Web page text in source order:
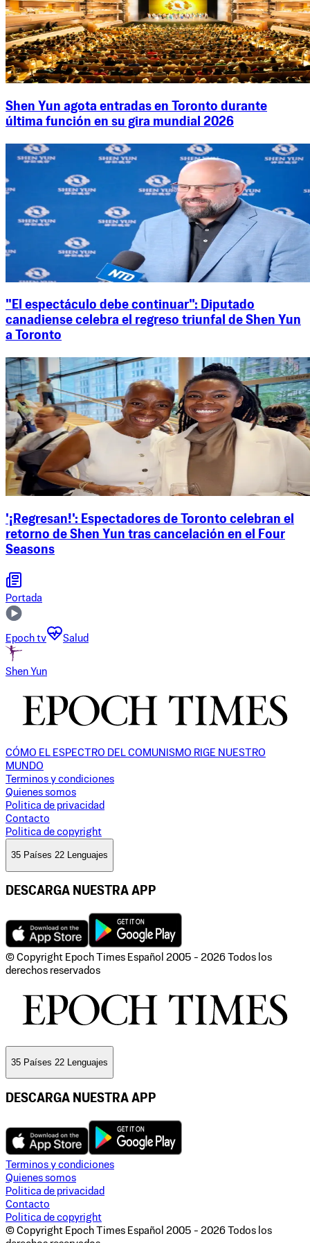
Shen Yun agota entradas en Toronto durante
última función en su gira mundial 2026
"El espectáculo debe continuar": Diputado
canadiense celebra el regreso triunfal de Shen Yun
a Toronto
'¡Regresan!': Espectadores de Toronto celebran el
retorno de Shen Yun tras cancelación en el Four
Seasons
Portada
Epoch tv Salud
Shen Yun
CÓMO EL ESPECTRO DEL COMUNISMO RIGE NUESTRO
MUNDO
Terminos y condiciones
Quienes somos
Politica de privacidad
Contacto
Politica de copyright
35 Países 22 Lenguajes
DESCARGA NUESTRA APP
© Copyright Epoch Times Español 2005 - 2026 Todos los
derechos reservados
35 Países 22 Lenguajes
DESCARGA NUESTRA APP
Terminos y condiciones
Quienes somos
Politica de privacidad
Contacto
Politica de copyright
© Copyright Epoch Times Español 2005 - 2026 Todos los